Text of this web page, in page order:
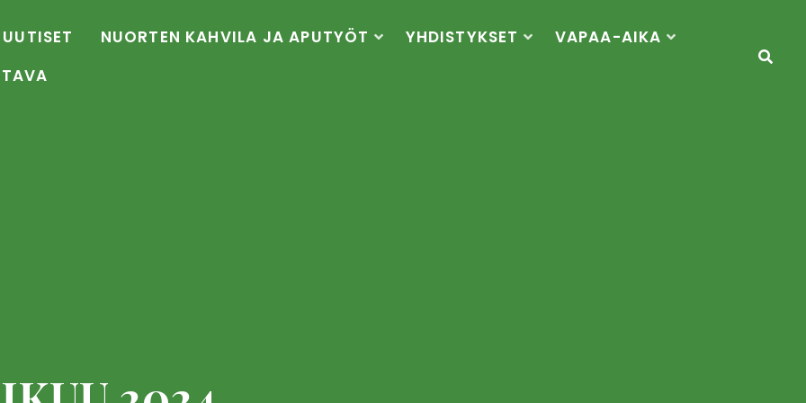
UUTISET NUORTEN KAHVILA JA APUTYÖT YHDISTYKSET
VAPAA-AIKA